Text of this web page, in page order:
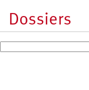
Dossiers